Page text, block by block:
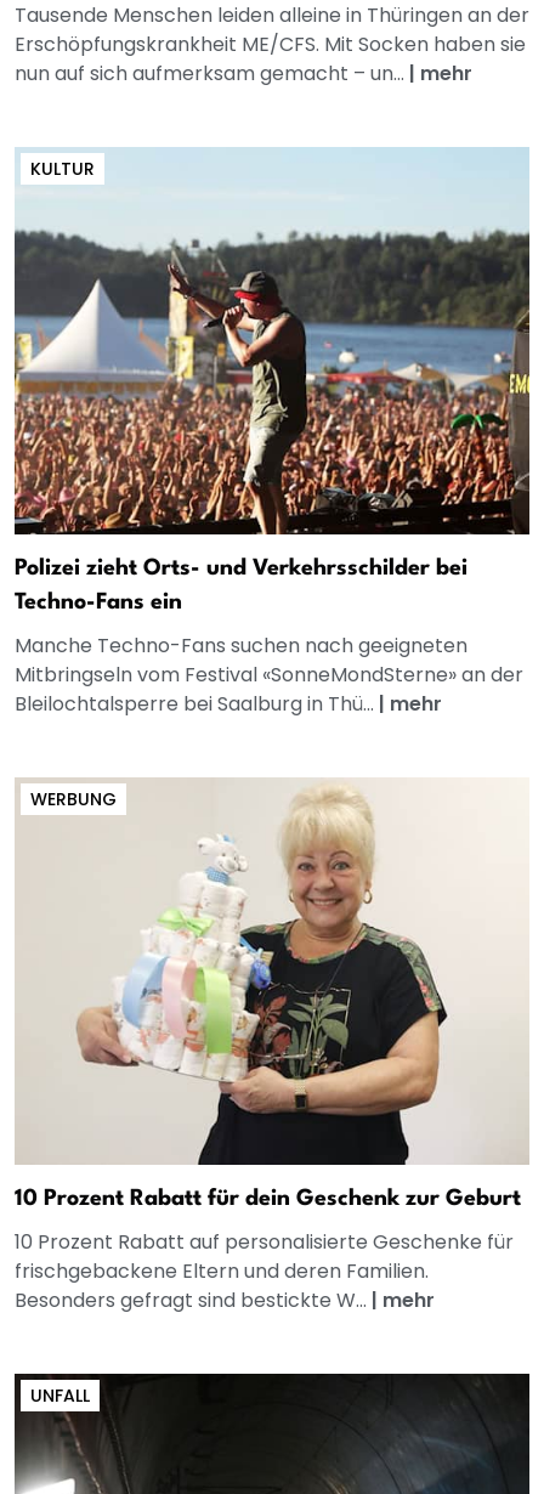
Tausende Menschen leiden alleine in Thüringen an der
Erschöpfungskrankheit ME/CFS. Mit Socken haben sie
nun auf sich aufmerksam gemacht – un... | mehr
KULTUR
Polizei zieht Orts- und Verkehrsschilder bei
Techno-Fans ein
Manche Techno-Fans suchen nach geeigneten
Mitbringseln vom Festival «SonneMondSterne» an der
Bleilochtalsperre bei Saalburg in Thü... | mehr
WERBUNG
10 Prozent Rabatt für dein Geschenk zur Geburt
10 Prozent Rabatt auf personalisierte Geschenke für
frischgebackene Eltern und deren Familien.
Besonders gefragt sind bestickte W... | mehr
UNFALL